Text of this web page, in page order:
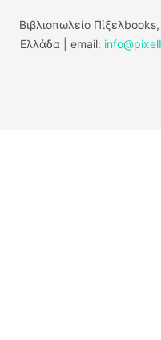
Βιβλιοπωλείο
Ελλάδα | email: